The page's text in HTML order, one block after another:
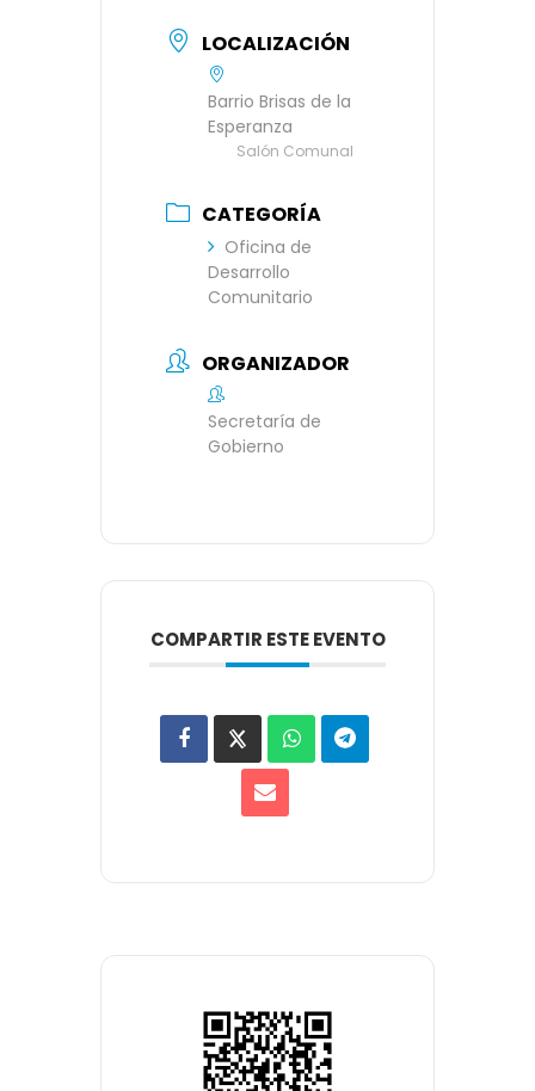
LOCALIZACIÓN
Barrio Brisas de la
Esperanza
Salón Comunal
CATEGORÍA
Oficina de
Desarrollo
Comunitario
ORGANIZADOR
Secretaría de
Gobierno
COMPARTIR ESTE EVENTO